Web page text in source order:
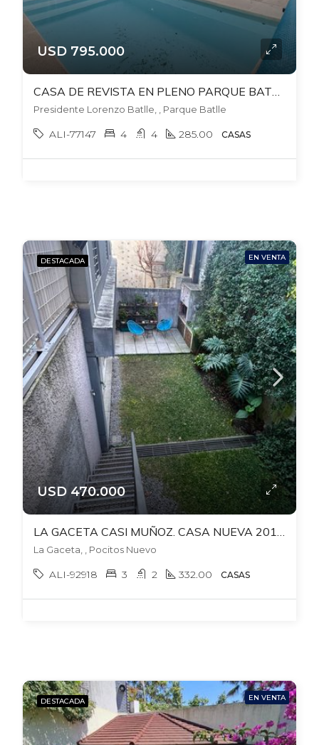
USD 795.000
Presidente Lorenzo Batlle, , Parque Batlle
ALI-77147 4 4 285.00 CASAS
DESTACADA EN VENTA
USD 470.000
La Gaceta, , Pocitos Nuevo
ALI-92918 3 2 332.00 CASAS
DESTACADA EN VENTA